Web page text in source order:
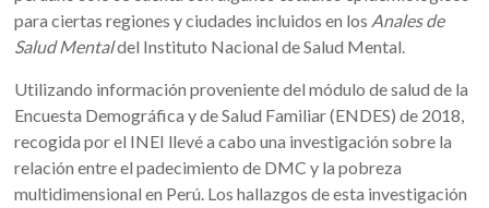
para ciertas regiones y ciudades incluidos en los Anales de
Salud Mentaldel Instituto Nacional de Salud Mental.
Utilizando información proveniente del módulo de salud de la
Encuesta Demográfica y de Salud Familiar (ENDES) de 2018,
recogida por el INEI llevé a cabo una investigación sobre la
relación entre el padecimiento de DMC y la pobreza
multidimensional en Perú. Los hallazgos de esta investigación